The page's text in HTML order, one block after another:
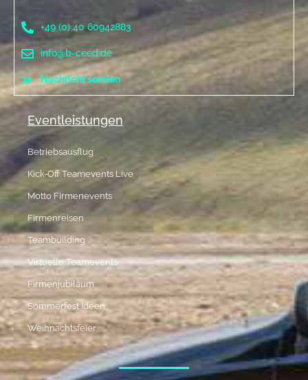
+49 (0) 40 60942883
info@b-ceed.de
Nachricht senden
Eventleistungen
Betriebsausflug
Kick-Off Teamevents Live
Motto Firmenevents
Firmenreisen
Teambuilding
Virtuelle Teamevents
Firmenjubiläum
Sommerfest Ideen
Weihnachtsfeier